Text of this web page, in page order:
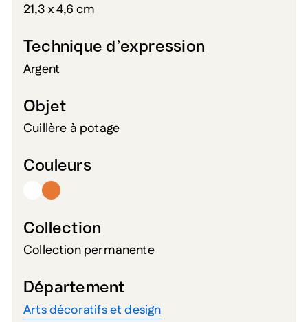
21,3 x 4,6 cm
Technique d’expression
Argent
Objet
Cuillère à potage
Couleurs
Collection
Collection permanente
Département
Arts décoratifs et design